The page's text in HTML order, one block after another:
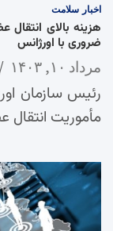
اخبار سلامت
هزینه بالای
ضروری با اورژانس
مرداد ۱۰, ۱۴۰۳
رئیس سازمان
مأموریت انتقال